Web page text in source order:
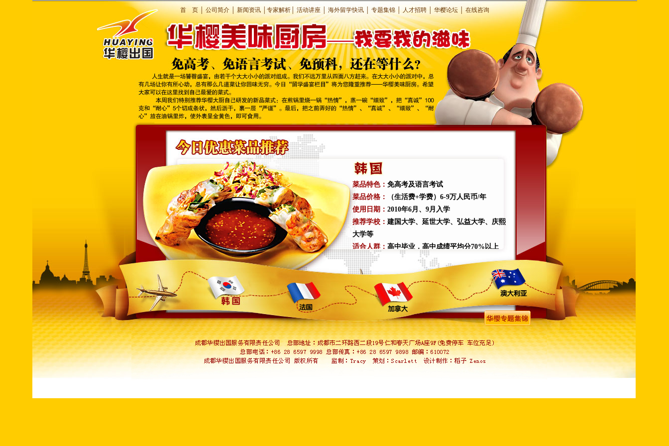
首 页│公司简介│ 新闻资讯│ 专家解析│ 活动讲座│ 海外留学快讯│ 专题集锦│人才招聘│ 华樱论坛│在线咨询
菜品特色： 免高考及语言考试
菜品价格：
（生活费+学费）6-9万人民币/年
使用日期： 2010年6月、9月入学
推荐学校： 建国大学、延世大学、弘益大学、庆熙
大学等
适合人群： 高中毕业，高中成绩平均分70%以上
专业推荐：
建国大学
：兽医、商科、造型
延世大学：经济、新闻媒体、生命工程、电脑科技
弘益大学：广告设计、产业设计、动漫、影像电影
庆熙大学：艺术、表演、医学